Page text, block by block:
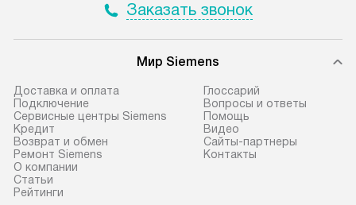
Заказать звонок
Мир Siemens
Доставка и оплата
Подключение
Сервисные центры Siemens
Кредит
Возврат и обмен
Ремонт Siemens
О компании
Статьи
Рейтинги
Глоссарий
Вопросы и ответы
Помощь
Видео
Сайты-партнеры
Контакты